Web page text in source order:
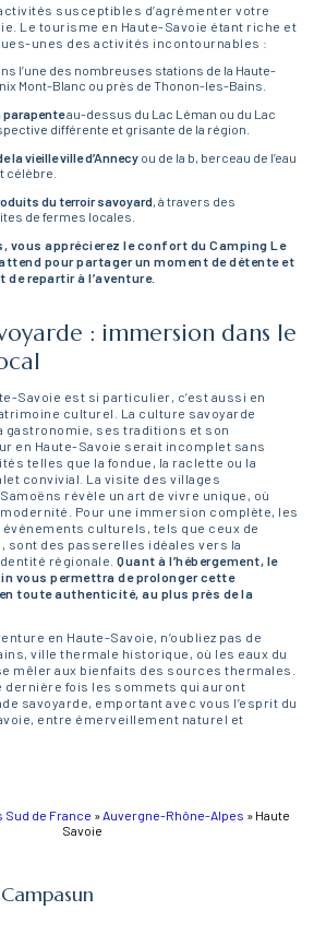
susceptibles d’agrémenter votre
Le tourisme en Haute-Savoie étant riche et
unes des activités incontournables :
l’une des nombreuses stations de la Haute-
Mont-Blanc ou près de Thonon-les-Bains.
parapenteau-dessus du Lac Léman ou du Lac
différente et grisante de la région.
la vieille ville d’Annecy ou de la b, berceau de l’eau
célèbre.
du terroir savoyard , à travers des
de fermes locales.
vous apprécierez le confort du Camping Le
pour partager un moment de détente et
repartir à l’aventure.
: immersion dans le
Savoie est si particulier, c’est aussi en
culturel. La culture savoyarde
gastronomie, ses traditions et son
en Haute-Savoie serait incomplet sans
telles que la fondue, la raclette ou la
convivial. La visite des villages
révèle un art de vivre unique, où
modernité. Pour une immersion complète, les
culturels, tels que ceux de
sont des passerelles idéales vers la
régionale.Quant à l’hébergement, le
vous permettra de prolonger cette
toute authenticité, au plus près de la
en Haute-Savoie, n’oubliez pas de
ville thermale historique, où les eaux du
mêler aux bienfaits des sources thermales.
dernière fois les sommets qui auront
savoyarde, emportant avec vous l’esprit du
entre émerveillement naturel et
Sud de France » Auvergne-Rhône-Alpes » Haute
Savoie